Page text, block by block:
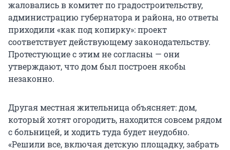
жаловались в комитет по градостроительству,
администрацию губернатора и района, но ответы
приходили «как под копирку»: проект
соответствует действующему законодательству.
Протестующие с этим не согласны — они
утверждают, что дом был построен якобы
незаконно.
Другая местная жительница объясняет: дом,
который хотят огородить, находится совсем рядом
с больницей, и ходить туда будет неудобно.
«Решили все, включая детскую площадку, забрать